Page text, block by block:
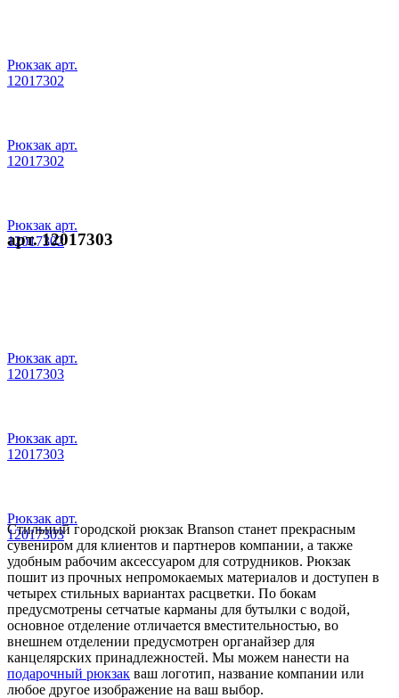
Рюкзак арт.
12017302
Рюкзак арт.
12017302
Рюкзак арт.
12017302
арт. 12017303
Рюкзак арт.
12017303
Рюкзак арт.
12017303
Рюкзак арт.
12017303
Стильный городской рюкзак Branson станет прекрасным
сувениром для клиентов и партнеров компании, а также
удобным рабочим аксессуаром для сотрудников. Рюкзак
пошит из прочных непромокаемых материалов и доступен в
четырех стильных вариантах расцветки. По бокам
предусмотрены сетчатые карманы для бутылки с водой,
основное отделение отличается вместительностью, во
внешнем отделении предусмотрен органайзер для
канцелярских принадлежностей. Мы можем нанести на
подарочный рюкзак ваш логотип, название компании или
любое другое изображение на ваш выбор.